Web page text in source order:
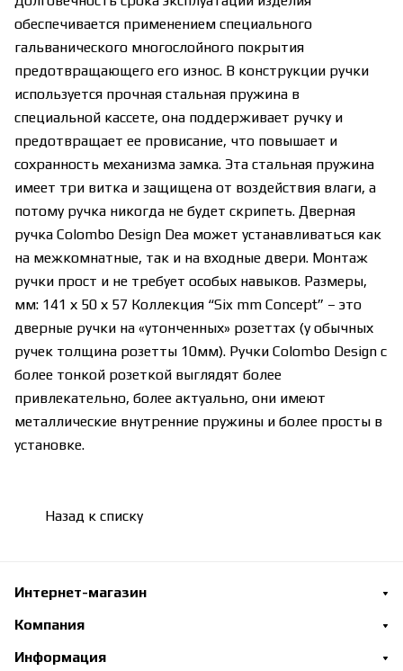
обеспечивается применением специального
гальванического многослойного покрытия
предотвращающего его износ. В конструкции ручки
используется прочная стальная пружина в
специальной кассете, она поддерживает ручку и
предотвращает ее провисание, что повышает и
сохранность механизма замка. Эта стальная пружина
имеет три витка и защищена от воздействия влаги, а
потому ручка никогда не будет скрипеть. Дверная
ручка Colombo Design Dea может устанавливаться как
на межкомнатные, так и на входные двери. Монтаж
ручки прост и не требует особых навыков. Размеры,
мм: 141 х 50 х 57 Коллекция “Six mm Concept” – это
дверные ручки на «утонченных» розеттах (у обычных
ручек толщина розетты 10мм). Ручки Colombo Design с
более тонкой розеткой выглядят более
привлекательно, более актуально, они имеют
металлические внутренние пружины и более просты в
установке.
Назад к списку
Интернет-магазин
Компания
Информация